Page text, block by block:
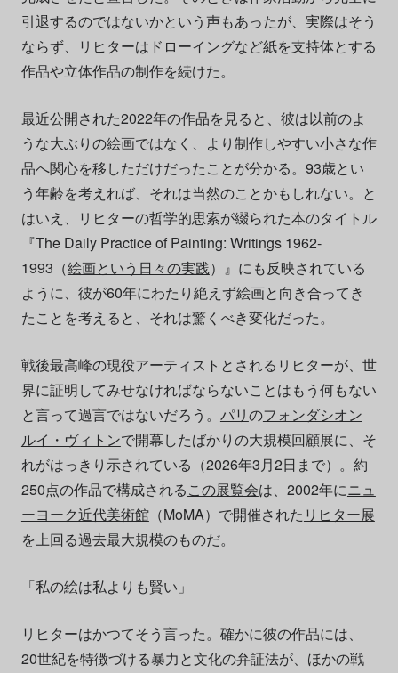
引退するのではないかという声もあったが、実際はそう
ならず、リヒターはドローイングなど紙を支持体とする
作品や立体作品の制作を続けた。
最近公開された2022年の作品を見ると、彼は以前のよ
うな大ぶりの絵画ではなく、より制作しやすい小さな作
品へ関心を移しただけだったことが分かる。93歳とい
う年齢を考えれば、それは当然のことかもしれない。と
はいえ、リヒターの哲学的思索が綴られた本のタイトル
『The Daily Practice of Painting: Writings 1962-
1993（絵画という日々の実践）』にも反映されている
ように、彼が60年にわたり絶えず絵画と向き合ってき
たことを考えると、それは驚くべき変化だった。
戦後最高峰の現役アーティストとされるリヒターが、世
界に証明してみせなければならないことはもう何もない
と言って過言ではないだろう。 パリのフォンダシオン
ルイ・ヴィトンで開幕したばかりの大規模回顧展に、そ
れがはっきり示されている（2026年3月2日まで）。約
250点の作品で構成されるこの展覧会は、2002年にニュ
ーヨーク近代美術館（MoMA）で開催された リヒター展
を上回る過去最大規模のものだ。
「私の絵は私よりも賢い」
リヒターはかつてそう言った。確かに彼の作品には、
20世紀を特徴づける暴力と文化の弁証法が、ほかの戦